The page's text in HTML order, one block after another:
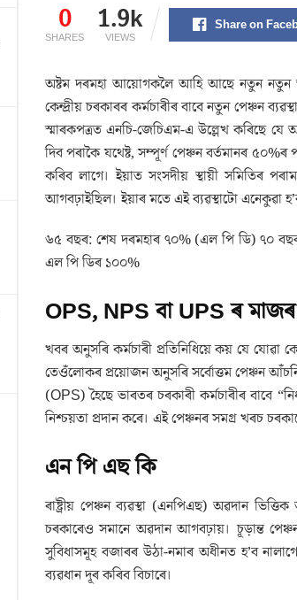
0
SHARES
1.9k
VIEWS
Share on
অষ্টম দৰমহা আয়োগকলৈ আহি আছে নতুন নতুন
কেন্দ্ৰীয় চৰকাৰৰ কৰ্মচাৰীৰ বাবে নতুন পেঞ্চন
স্মাৰকপত্ৰত এনচি-জেচিএম-এ উল্লেখ কৰিছে
দিব পৰাকৈ যথেষ্ট, সম্পূৰ্ণ পেঞ্চন বৰ্তমানৰ
কৰিব লাগে। ইয়াত সংসদীয় স্থায়ী সমিতিৰ
আগবঢ়াইছিল। ইয়াৰ মতে এই ব্যৱস্থাটো এনেকুৱা
৬৫ বছৰ: শেষ দৰমহাৰ ৭০% (এল পি ডি) ৭০
এল পি ডিৰ ১০০%
OPS, NPS বা UPS ৰ
খবৰ অনুসৰি কৰ্মচাৰী প্ৰতিনিধিয়ে কয় যে যোৱা
তেওঁলোকৰ প্ৰয়োজন অনুসৰি সৰ্বোত্তম পেঞ্চন
(OPS) হৈছে ভাৰতৰ চৰকাৰী কৰ্মচাৰীৰ বাবে
নিশ্চয়তা প্ৰদান কৰে। এই পেঞ্চনৰ সমগ্ৰ খৰচ
এন পি এছ কি
ৰাষ্ট্ৰীয় পেঞ্চন ব্যৱস্থা (এনপিএছ) অৱদান
চৰকাৰেও সমানে অৱদান আগবঢ়ায়। চূড়ান্ত
সুবিধাসমূহ বজাৰৰ উঠা-নমাৰ অধীনত হ’ব
ব্যৱধান দূৰ কৰিব বিচাৰে।